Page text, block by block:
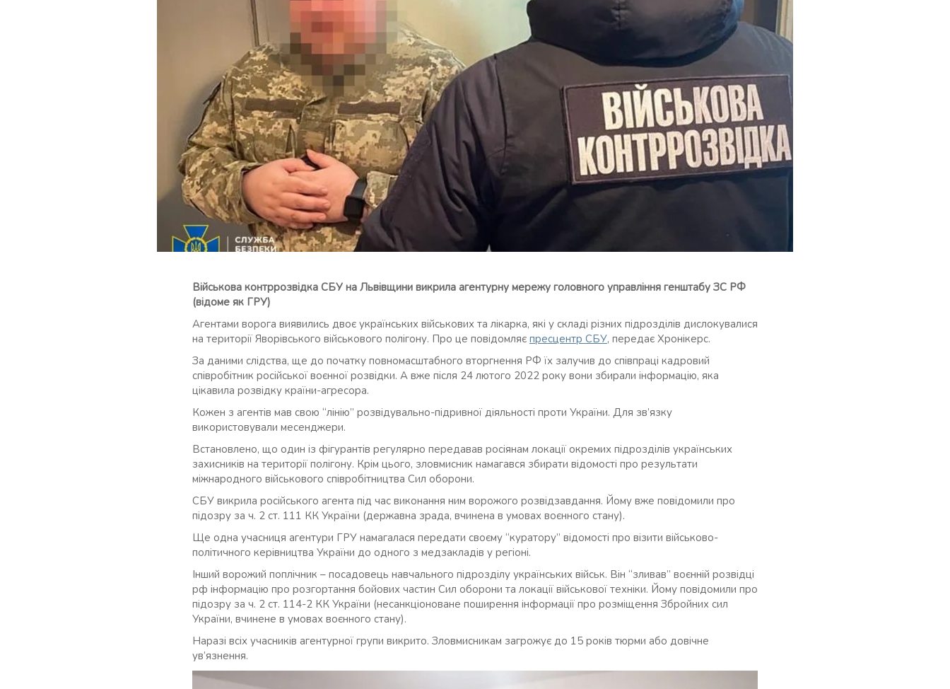
Військова контррозвідка СБУ на Львівщини викрила агентурну мережу головного управління генштабу ЗС РФ
(відоме як ГРУ)
Агентами ворога виявились двоє українських військових та лікарка, які у складі різних підрозділів дислокувалися
на території Яворівського військового полігону. Про це повідомляє пресцентр СБУ, передає Хронікерс.
За даними слідства, ще до початку повномасштабного вторгнення РФ їх залучив до співпраці кадровий
співробітник російської воєнної розвідки. А вже після 24 лютого 2022 року вони збирали інформацію, яка
цікавила розвідку країни-агресора.
Кожен з агентів мав свою “лінію” розвідувально-підривної діяльності проти України. Для зв’язку
використовували месенджери.
Встановлено, що один із фігурантів регулярно передавав росіянам локації окремих підрозділів українських
захисників на території полігону. Крім цього, зловмисник намагався збирати відомості про результати
міжнародного військового співробітництва Сил оборони.
СБУ викрила російського агента під час виконання ним ворожого розвідзавдання. Йому вже повідомили про
підозру за ч. 2 ст. 111 КК України (державна зрада, вчинена в умовах воєнного стану).
Ще одна учасниця агентури ГРУ намагалася передати своєму “куратору” відомості про візити військово-
політичного керівництва України до одного з медзакладів у регіоні.
Інший ворожий поплічник – посадовець навчального підрозділу українських військ. Він “зливав” воєнній розвідці
рф інформацію про розгортання бойових частин Сил оборони та локації військової техніки. Йому повідомили про
підозру за ч. 2 ст. 114-2 КК України (несанкціоноване поширення інформації про розміщення Збройних сил
України, вчинене в умовах воєнного стану).
Наразі всіх учасників агентурної групи викрито. Зловмисникам загрожує до 15 років тюрми або довічне
ув’язнення.